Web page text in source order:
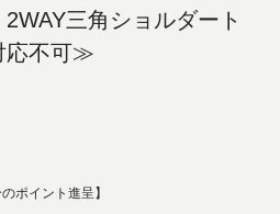
三角ショルダート
応不可≫
ポイント進呈】